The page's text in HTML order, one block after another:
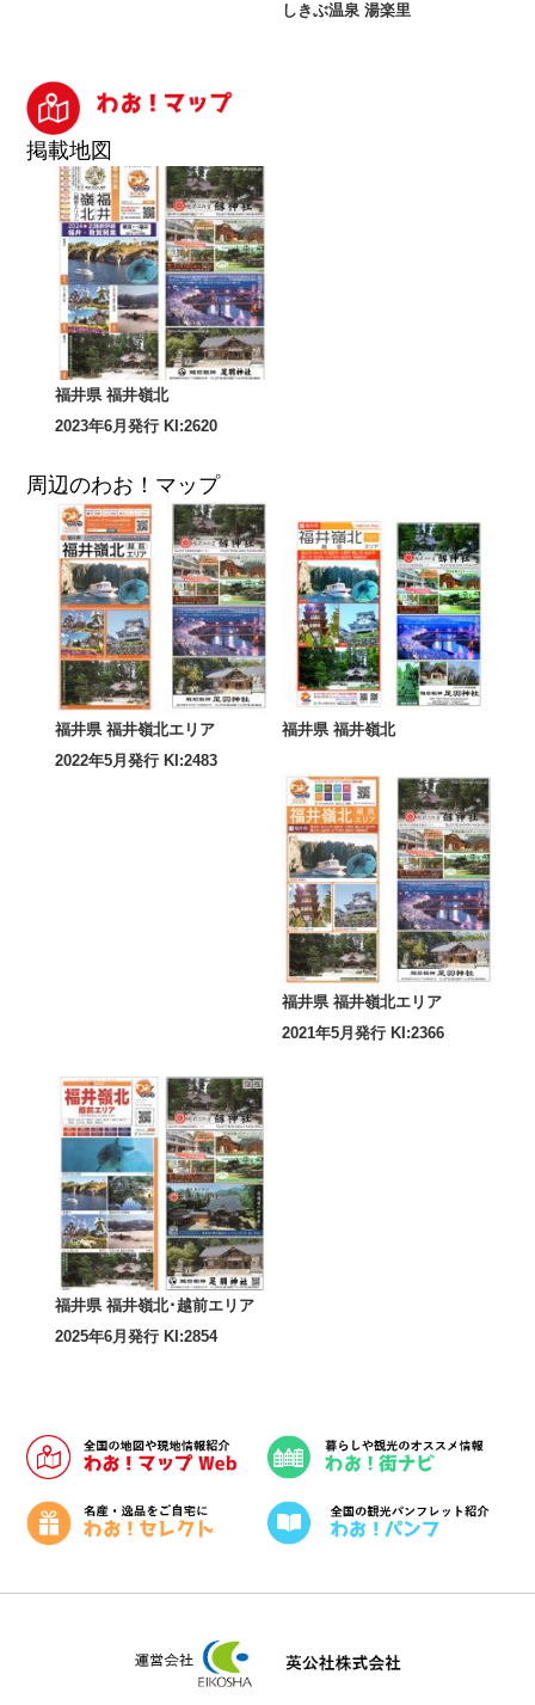
しきぶ温泉 湯楽里
掲載地図
福井県 福井嶺北
2023年6月発行 KI:2620
周辺のわお！マップ
福井県 福井嶺北エリア
2022年5月発行 KI:2483
福井県 福井嶺北
福井県 福井嶺北エリア
2021年5月発行 KI:2366
福井県 福井嶺北･越前エリア
2025年6月発行 KI:2854